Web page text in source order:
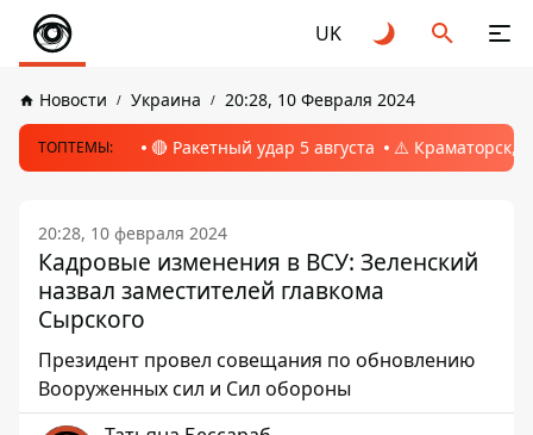
UK
Новости Украина 20:28, 10 Февраля 2024
ТОПТЕМЫ: 🔴 Ракетный удар 5 августа ⚠️ Краматорск,
20:28, 10 февраля 2024
Кадровые изменения в ВСУ: Зеленский
назвал заместителей главкома
Сырского
Президент провел совещания по обновлению
Вооруженных сил и Сил обороны